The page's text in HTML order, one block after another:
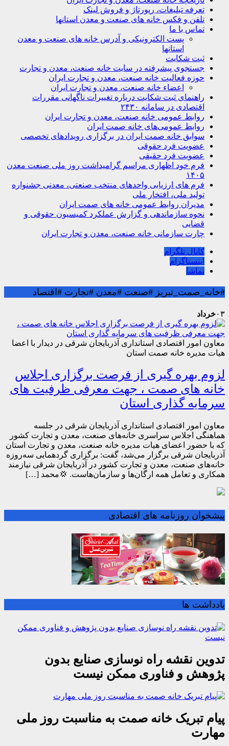
تعرفه تبلیغات، رپورتاژ و فروش لینک
تلفن و فکس خانه های صنعت و معدن استانها
تماس با ما
پست الکترونیکی و آدرس خانه های صنعت و معدن
استانها
ثبت شکایت
جستجوی پیشرفته در سایت خانه صنعت، معدن و تجارت
حوزه فعالیت خانه صنعت، معدن و تجارت ایران
اعضاء خانه صنعت، معدن و تجارت ایران
راهنمای ثبت شکایت درباره تغییرات ناگهانی مقررات
اقتصادی در سامانه ۲۴۳۰
روابط عمومی خانه صنعت، معدن و تجارت ایران
روابط عمومی‌های خانه صمت ایران
سوابق خانه صمت ایران در برگزاری رویدادهای تخصصی
عضویت فرد حقوقی
عضویت فرد حقیقی
فرم خود اظهاری مراسم گرامیداشت روز ملی صنعت معدن
۱۴۰۵
فرم های ارزیابی واحدهای منتخب صنعتی، معدنی جشنواره
تولید ملی، افتخار ملی
مدیران روابط عمومی خانه های صمت ایران
نحوه سازماندهی و گزارش عملکرد کمیسیون حقوقی و
قضایی
چارت سازمانی خانه صنعت، معدن و تجارت ایران
کانال تلگرام
اینستاگرام
نماشا
#خانه_صمت_تبریز #صنعت #معدن #تجارت #اقتصاد
۰۳خرداد
معاون امور اقتصادی استانداری آذربایجان شرقی در دیدار با اعضا
هیات مدیره خانه صمت استان
لزوم بهره گیری از فرصت برگزاری اجلاس
خانه های صمت ، جهت معرفی ظرفیت های
سرمایه گذاری استان
معاون امور اقتصادی استانداری آذربایجان شرقی در جلسه
هماهنگی اجلاس سراسری خانه‌های صنعت، معدن و تجارت کشور
که با حضور اعضای هیات مدیره خانه صنعت، معدن و تجارت استان
آذربایجان شرقی برگزار می‌شد، گفت: برگزاری گردهمایی سه‌روزه
خانه‌های صنعت، معدن و تجارت کشور در آذربایجان شرقی نیازمند
همکاری و تعامل همه ارگان‌ها و سازمان‌هاست. 💢محمد […]
پیشخوان روزنامه های اقتصادی
یادداشت ها
تدوین نقشه راه نوسازی صنایع بدون
پژوهش و فناوری ممکن نیست
پیام تبریک خانه صمت به مناسبت روز ملی
مهارت